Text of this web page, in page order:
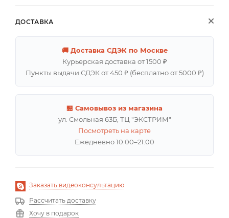
ДОСТАВКА
🚚 Доставка СДЭК по Москве
Курьерская доставка от 1500 ₽
Пункты выдачи СДЭК от 450 ₽ (бесплатно от 5000 ₽)
🏪 Самовывоз из магазина
ул. Смольная 63Б, ТЦ "ЭКСТРИМ"
Посмотреть на карте
Ежедневно 10:00–21:00
Заказать видеоконсультацию
Рассчитать доставку
Хочу в подарок